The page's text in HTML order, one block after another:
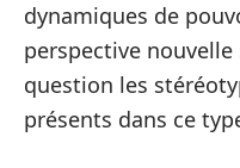
dynamiques de
perspective
question les
présents dans ce